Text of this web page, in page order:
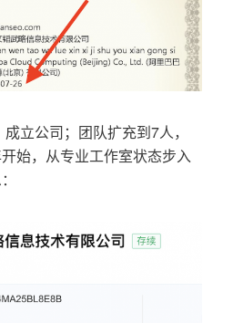
立公司；团队扩充到7人，
始，从专业工作室状态步入